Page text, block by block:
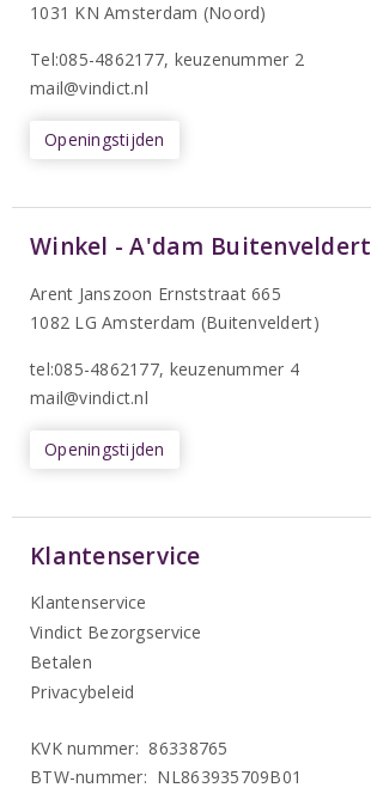
1031 KN Amsterdam (Noord)
Tel:085-4862177, keuzenummer 2
mail@vindict.nl
Openingstijden
Winkel - A'dam Buitenveldert
Arent Janszoon Ernststraat 665
1082 LG Amsterdam (Buitenveldert)
tel:085-4862177, keuzenummer 4
mail@vindict.nl
Openingstijden
Klantenservice
Klantenservice
Vindict Bezorgservice
Betalen
Privacybeleid
KVK nummer: 86338765
BTW-nummer: NL863935709B01